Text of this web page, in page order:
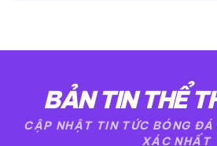
BẢN TIN THỂ
CẬP NHẬT TIN TỨC BÓNG ĐÁ
XÁC NHẤT